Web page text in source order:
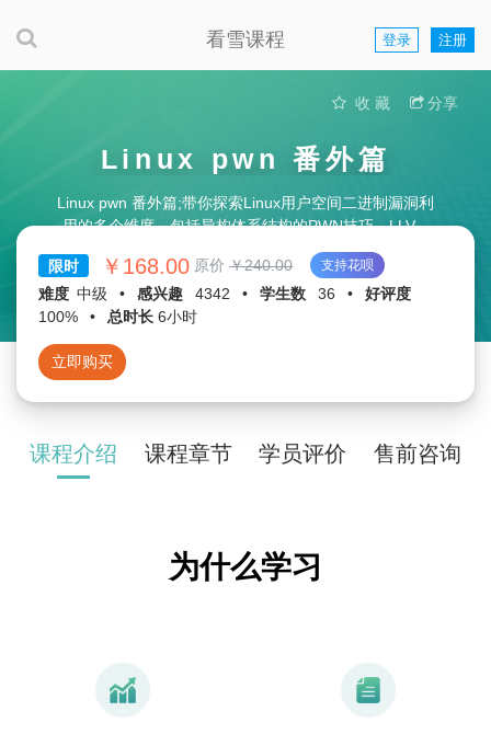
看雪课程 登录 注册
收 藏 分享
Linux pwn 番外篇
Linux pwn 番外篇;带你探索Linux用户空间二进制漏洞利
用的多个维度，包括异构体系结构的PWN技巧、LLVM
PASS PWN技术，以及基于musl libc的漏洞利用方法。
限时
￥168.00 原价 ￥240.00 支持花呗
难度 中级 • 感兴趣 4342 • 学生数 36 •
好评度
100%
• 总时长 6小时
立即购买
课程介绍 课程章节 学员评价 售前咨询